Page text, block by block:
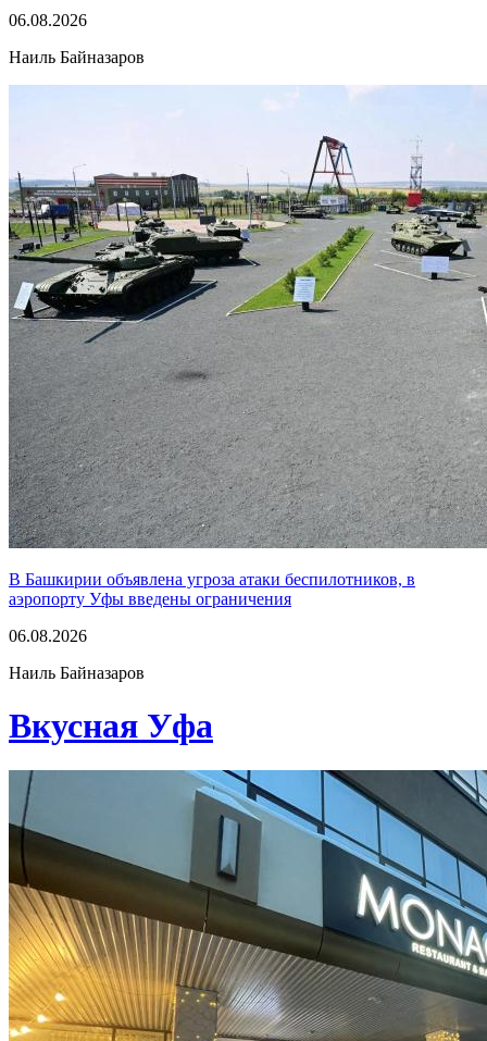
06.08.2026
Наиль Байназаров
В Башкирии объявлена угроза атаки беспилотников, в
аэропорту Уфы введены ограничения
06.08.2026
Наиль Байназаров
Вкусная Уфа